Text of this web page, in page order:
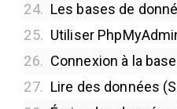
24. Les bases de
25. Utiliser
26. Connexion à la
27. Lire des données